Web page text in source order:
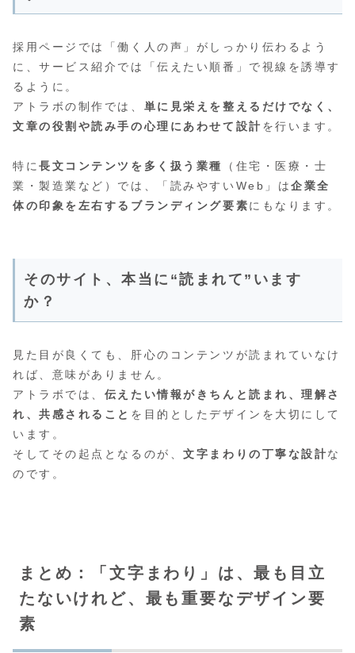
採用ページでは「働く人の声」がしっかり伝わるよう
に、サービス紹介では「伝えたい順番」で視線を誘導す
るように。
アトラボの制作では、 単に見栄えを整えるだけでなく、
文章の役割や読み手の心理にあわせて設計 を行います。
特に長文コンテンツを多く扱う業種
（住宅・医療・士
業・製造業など）では、「読みやすいWeb」は企業全
体の印象を左右するブランディング要素にもなります。
そのサイト、本当に“読まれて”います
か？
見た目が良くても、肝心のコンテンツが読まれていなけ
れば、意味がありません。
アトラボでは、 伝えたい情報がきちんと読まれ、理解さ
れ、共感されること を目的としたデザインを大切にして
います。
そしてその起点となるのが、文字まわりの丁寧な設計な
のです。
まとめ：「文字まわり」は、最も目立
たないけれど、最も重要なデザイン要
素